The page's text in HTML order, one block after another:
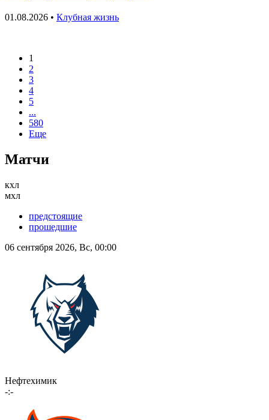
01.08.2026 • Клубная жизнь
1
2
3
4
5
...
580
Еще
Матчи
кхл
мхл
предстоящие
прошедшие
06 сентября 2026, Вс, 00:00
Нефтехимик
-:-